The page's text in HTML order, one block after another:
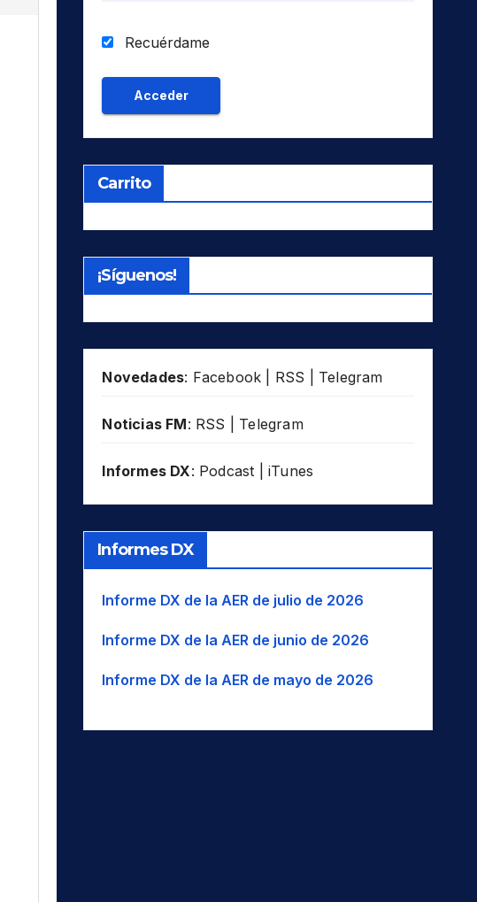
Recuérdame
Carrito
¡Síguenos!
Novedades: Facebook RSS Telegram
Noticias FM: RSS Telegram
Informes DX: Podcast iTunes
Informes DX
Informe DX de la AER de julio de 2026
Informe DX de la AER de junio de 2026
Informe DX de la AER de mayo de 2026